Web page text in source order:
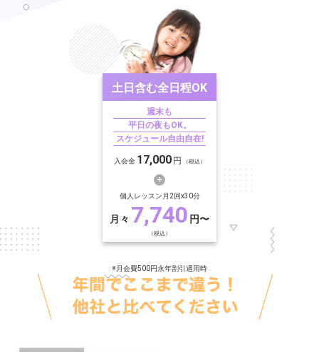
土日含む全日程OK
週末も
平日の夜もOK。
スケジュール自由自在!
入会金 17,000 円 （税込）
個人レッスン月2回x30分
月々 7,740 円〜
（税込）
※月会費500円永年割引適用時